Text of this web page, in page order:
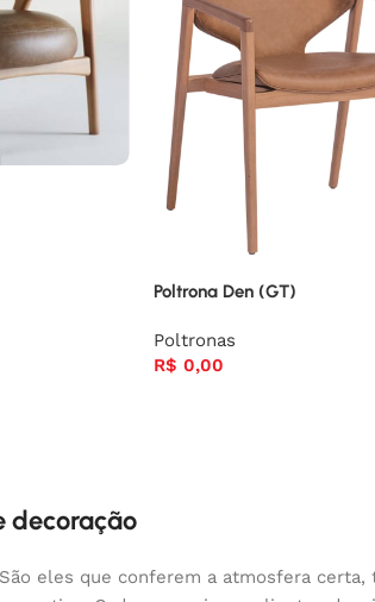
Poltrona Den (GT)
Poltronas
R$ 0,00
decoração
eles que conferem a atmosfera